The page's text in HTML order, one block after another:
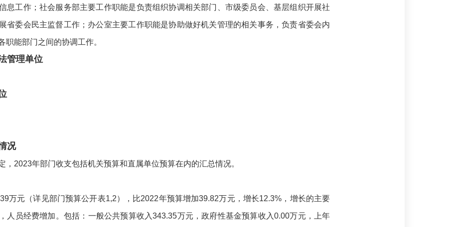
息工作；社会服务部主要工作职能是负责组织协调相关部门、市级委员会、基层组织开展社
省委会民主监督工作；办公室主要工作职能是协助做好机关管理的相关事务，负责省委会内
职能部门之间的协调工作。
管理单位
况
，2023年部门收支包括机关预算和直属单位预算在内的汇总情况。
万元（详见部门预算公开表1,2），比2022年预算增加39.82万元，增长12.3%，增长的主要
人员经费增加。包括：一般公共预算收入343.35万元，政府性基金预算收入0.00万元，上年